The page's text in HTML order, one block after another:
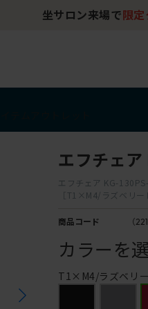
坐サロン来場で 限
エフチェ
エフチェア KG-
［T1×M4/ラズベリー
商品コード （
カラーを
T1×M4/ラズベリ